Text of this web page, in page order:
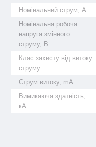
Номінальний струм, А
Номінальна робоча
напруга змінного
струму, В
Клас захисту від витоку
струму
Струм витоку, mA
Вимикаюча здатність,
кА